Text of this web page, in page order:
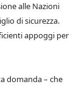
alle Nazioni
di sicurezza.
appoggi per
domanda – che